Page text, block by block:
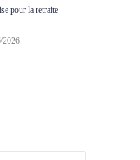
pour la retraite
2026